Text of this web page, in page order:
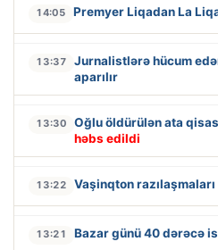
14:05 Premyer Liqadan La
13:37
Jurnalistlərə hücum
aparılır
13:30 Oğlu öldürülən ata qisas
həbs edildi
13:22 Vaşinqton
13:21 Bazar günü 40 dərəcə